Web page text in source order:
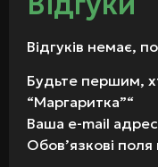
Відгуків немає,
Будьте першим,
“Маргаритка”“
Ваша e-mail
Обов’язкові поля